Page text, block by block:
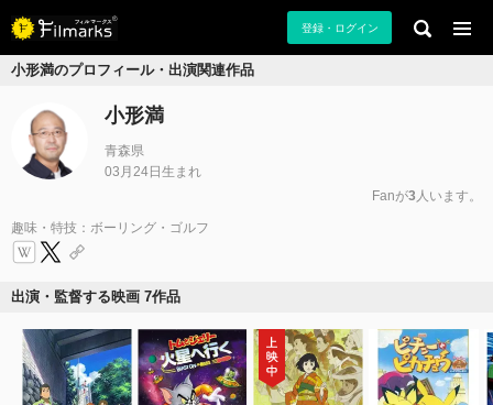
登録・ログイン
小形満のプロフィール・出演関連作品
小形満
青森県
03月24日生まれ
Fanが3 人います。
趣味・特技：ボーリング・ゴルフ
出演・監督する映画 7作品